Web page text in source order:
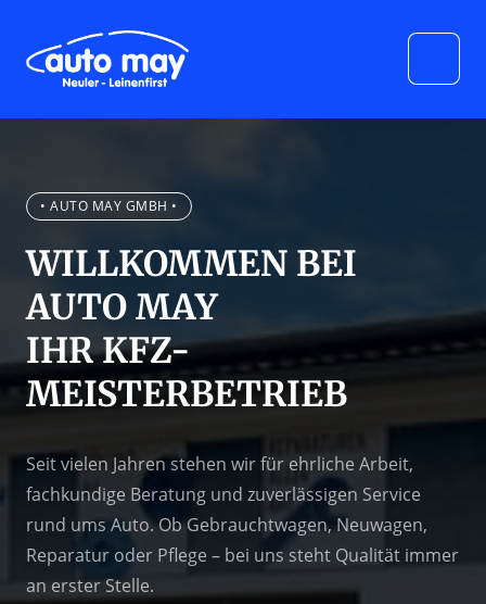
• AUTO MAY GMBH •
WILLKOMMEN BEI
AUTO MAY
IHR KFZ-
MEISTERBETRIEB
Seit vielen Jahren stehen wir für ehrliche Arbeit,
fachkundige Beratung und zuverlässigen Service
rund ums Auto. Ob Gebrauchtwagen, Neuwagen,
Reparatur oder Pflege – bei uns steht Qualität immer
an erster Stelle.